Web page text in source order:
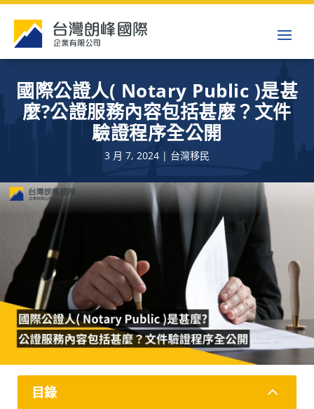
國際公證人( Notary Public )是甚
麼?公證服務內容包括甚麼？文件
驗證程序全公開
3 月 7, 2024 | 台灣移民
目錄 2